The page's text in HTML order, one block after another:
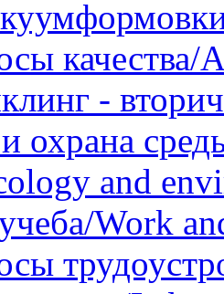
качества/
-
и охрана
and
Work